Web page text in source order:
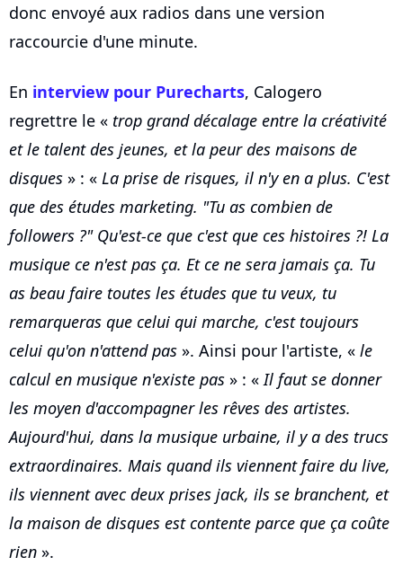
donc envoyé aux radios dans une version
raccourcie d'une minute.
En interview pour Purecharts, Calogero
regrettre le « trop grand décalage entre la créativité
et le talent des jeunes, et la peur des maisons de
disques » : « La prise de risques, il n'y en a plus. C'est
que des études marketing. "Tu as combien de
followers ?" Qu'est-ce que c'est que ces histoires ?! La
musique ce n'est pas ça. Et ce ne sera jamais ça. Tu
as beau faire toutes les études que tu veux, tu
remarqueras que celui qui marche, c'est toujours
celui qu'on n'attend pas ». Ainsi pour l'artiste, « le
calcul en musique n'existe pas » : «Il faut se donner
les moyen d'accompagner les rêves des artistes.
Aujourd'hui, dans la musique urbaine, il y a des trucs
extraordinaires. Mais quand ils viennent faire du live,
ils viennent avec deux prises jack, ils se branchent, et
la maison de disques est contente parce que ça coûte
rien ».